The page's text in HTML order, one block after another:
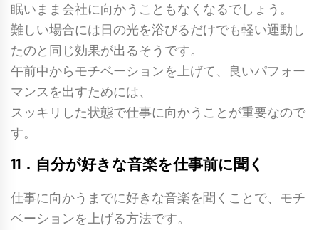
眠いまま会社に向かうこともなくなるでしょう。
難しい場合には日の光を浴びるだけでも軽い運動し
たのと同じ効果が出るそうです。
午前中からモチベーションを上げて、良いパフォー
マンスを出すためには、
スッキリした状態で仕事に向かうことが重要なので
す。
11．自分が好きな音楽を仕事前に聞く
仕事に向かうまでに好きな音楽を聞くことで、モチ
ベーションを上げる方法です。